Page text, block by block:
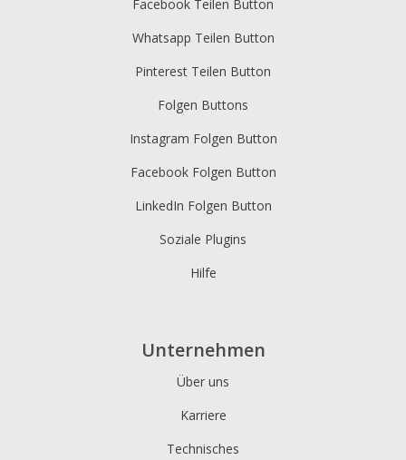
Facebook Teilen Button
Whatsapp Teilen Button
Pinterest Teilen Button
Folgen Buttons
Instagram Folgen Button
Facebook Folgen Button
LinkedIn Folgen Button
Soziale Plugins
Hilfe
Unternehmen
Über uns
Karriere
Technisches